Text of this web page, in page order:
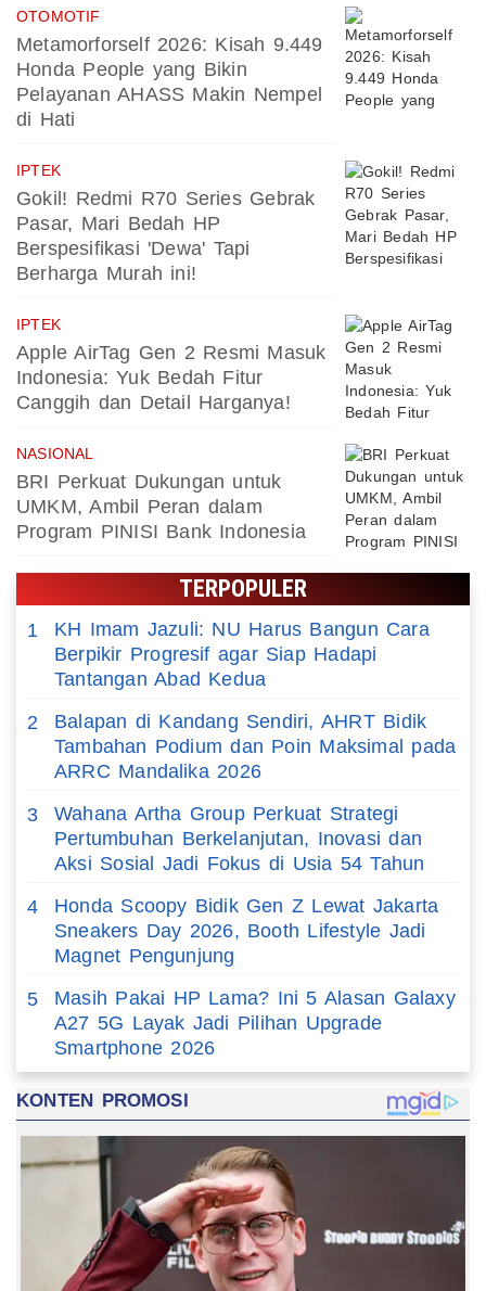
OTOMOTIF
Metamorforself 2026: Kisah 9.449
Honda People yang Bikin
Pelayanan AHASS Makin Nempel
di Hati
IPTEK
Gokil! Redmi R70 Series Gebrak
Pasar, Mari Bedah HP
Berspesifikasi 'Dewa' Tapi
Berharga Murah ini!
IPTEK
Apple AirTag Gen 2 Resmi Masuk
Indonesia: Yuk Bedah Fitur
Canggih dan Detail Harganya!
NASIONAL
BRI Perkuat Dukungan untuk
UMKM, Ambil Peran dalam
Program PINISI Bank Indonesia
TERPOPULER
1
KH Imam Jazuli: NU Harus Bangun Cara
Berpikir Progresif agar Siap Hadapi
Tantangan Abad Kedua
2
Balapan di Kandang Sendiri, AHRT Bidik
Tambahan Podium dan Poin Maksimal pada
ARRC Mandalika 2026
3
Wahana Artha Group Perkuat Strategi
Pertumbuhan Berkelanjutan, Inovasi dan
Aksi Sosial Jadi Fokus di Usia 54 Tahun
4
Honda Scoopy Bidik Gen Z Lewat Jakarta
Sneakers Day 2026, Booth Lifestyle Jadi
Magnet Pengunjung
5
Masih Pakai HP Lama? Ini 5 Alasan Galaxy
A27 5G Layak Jadi Pilihan Upgrade
Smartphone 2026